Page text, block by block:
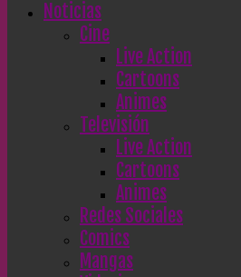
Noticias
Cine
Live Action
Cartoons
Animes
Televisión
Live Action
Cartoons
Animes
Redes Sociales
Comics
Mangas